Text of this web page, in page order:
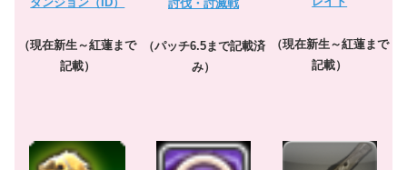
（現在新生～紅蓮まで
記載）
討伐・討滅戦
（パッチ6.5まで記載済
み）
（現在新生～紅蓮まで
記載）